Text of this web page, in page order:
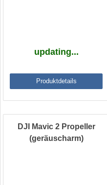
updating...
Produktdetails
DJI Mavic 2 Propeller
(geräuscharm)